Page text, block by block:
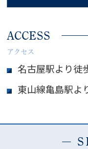
ACCESS
アクセス
名古屋駅より徒
東山線亀島駅よ